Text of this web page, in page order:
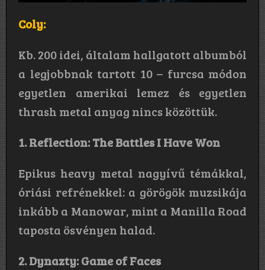
Coly:
Kb. 200 idei, általam hallgatott albumból
a legjobbnak tartott 10 – furcsa módon
egyetlen amerikai lemez és egyetlen
thrash metal anyag nincs közöttük.
1. Reflection: The Battles I Have Won
Epikus heavy metal nagyívű témákkal,
óriási refrénekkel: a görögök muzsikája
inkább a Manowar, mint a Manilla Road
taposta ösvényen halad.
2. Dynazty: Game of Faces